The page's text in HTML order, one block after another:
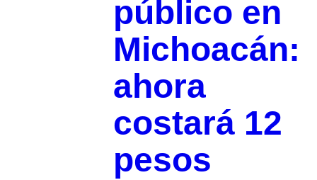
público en
Michoacán:
ahora
costará 12
pesos